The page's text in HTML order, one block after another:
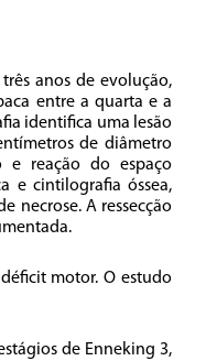
anos de evolução,
entre a quarta e a
identifica uma lesão
de diâmetro
e reação do espaço
e cintilografia óssea,
necrose. A ressecção
motor. O estudo
de Enneking 3,